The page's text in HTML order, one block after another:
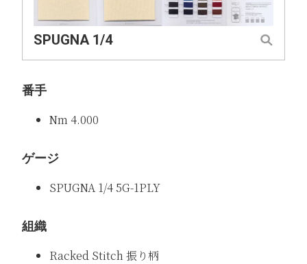
SPUGNA 1/4
番手
Nm 4.000
ゲージ
SPUGNA 1/4 5G-1PLY
組織
Racked Stitch 振り柄